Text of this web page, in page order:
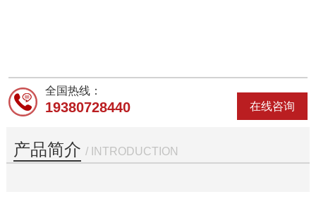
在线咨询
全国热线：
19380728440
产品简介 / INTRODUCTION